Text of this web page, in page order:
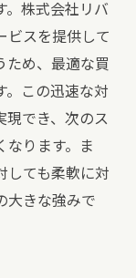
。株式会社リバ
ビスを提供して
ため、最適な買
。この迅速な対
現でき、次のス
なります。ま
しても柔軟に対
大きな強みで